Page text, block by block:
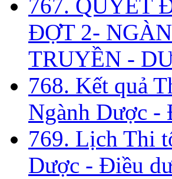
767. QUYẾT
ĐỢT 2-
TRUYỀN -
768. Kết quả
Ngành Dược -
769. Lịch Thi
Dược - Điều